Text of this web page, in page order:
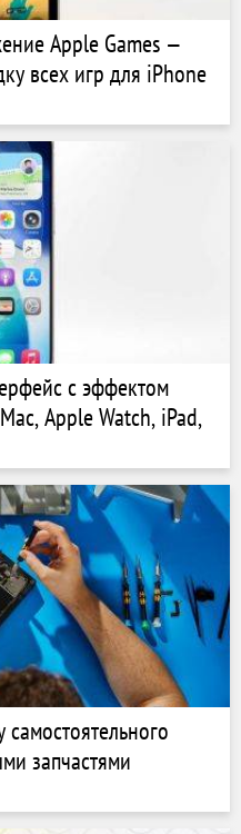
Apple Games —
всех игр для iPhone
с эффектом
Apple Watch, iPad,
запчастями